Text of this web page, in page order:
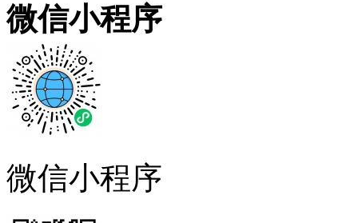
微信小程序
微信小程序